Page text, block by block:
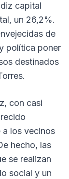
capital
un 26,2%.
de
política poner
destinados
con casi
a los vecinos
hecho, las
se realizan
social y un